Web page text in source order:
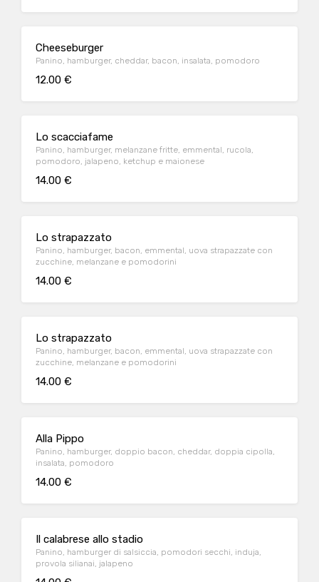
Cheeseburger
Panino, hamburger, cheddar, bacon, insalata, pomodoro
12.00 €
Lo scacciafame
Panino, hamburger, melanzane fritte, emmental, rucola,
pomodoro, jalapeno, ketchup e maionese
14.00 €
Lo strapazzato
Panino, hamburger, bacon, emmental, uova strapazzate con
zucchine, melanzane e pomodorini
14.00 €
Lo strapazzato
Panino, hamburger, bacon, emmental, uova strapazzate con
zucchine, melanzane e pomodorini
14.00 €
Alla Pippo
Panino, hamburger, doppio bacon, cheddar, doppia cipolla,
insalata, pomodoro
14.00 €
Il calabrese allo stadio
Panino, hamburger di salsiccia, pomodori secchi, induja,
provola silianai, jalapeno